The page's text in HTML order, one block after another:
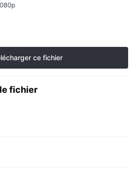
ce fichier
fichier